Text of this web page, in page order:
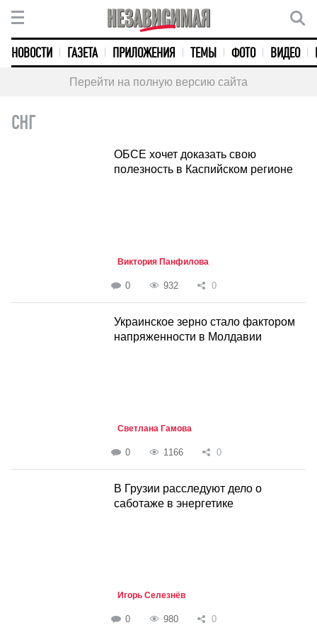
НОВОСТИ ГАЗЕТА ПРИЛОЖЕНИЯ ТЕМЫ ФОТО ВИДЕО
Перейти на полную версию сайта
СНГ
ОБСЕ хочет доказать свою
полезность в Каспийском регионе
Виктория Панфилова
0 932 0
Украинское зерно стало фактором
напряженности в Молдавии
Светлана Гамова
0 1166 0
В Грузии расследуют дело о
саботаже в энергетике
Игорь Селезнёв
0 980 0